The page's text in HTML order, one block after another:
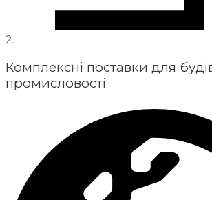
2.
Комплексні поставки для
промисловості